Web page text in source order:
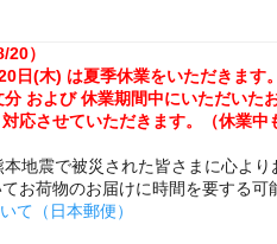
）
日(木) は夏季休業をいただきます
および 休業期間中にいただいた
応させていただきます。（休業
地震で被災された皆さまに心よ
お荷物のお届けに時間を要する可
て（日本郵便）